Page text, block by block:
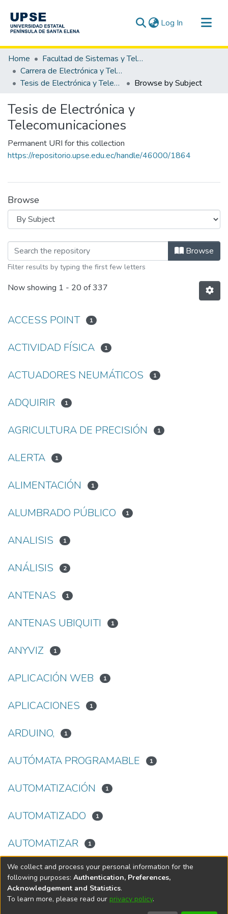
Log In (current)
Communities & Collections
All of DSpace
Home
Facultad de Sistemas y Telecomunicaciones
Carrera de Electrónica y Telecomunicaciones
Tesis de Electrónica y Telecomunicaciones
Browse by Subject
Tesis de Electrónica y
Telecomunicaciones
Permanent URI for this collection
https://repositorio.upse.edu.ec/handle/46000/1864
Browse
Browsing Tesis de Electrónica yBrowse
Filter results by typing the first few letters
Now showing 1 - 20 of 337
ACCESS POINT 1
ACTIVIDAD FÍSICA 1
ACTUADORES NEUMÁTICOS 1
ADQUIRIR 1
AGRICULTURA DE PRECISIÓN 1
ALERTA 1
ALIMENTACIÓN 1
ALUMBRADO PÚBLICO 1
ANALISIS 1
ANÁLISIS 2
ANTENAS 1
ANTENAS UBIQUITI 1
ANYVIZ 1
APLICACIÓN WEB 1
APLICACIONES 1
ARDUINO, 1
AUTÓMATA PROGRAMABLE 1
AUTOMATIZACIÓN 1
AUTOMATIZADO 1
AUTOMATIZAR 1
« 1(current)
2 3 4 5 ... 17 »
DSpace softwarecopyright © 2002-2026
We collect and process your personal information for the
following purposes: Authentication, Preferences,
Acknowledgement and Statistics.
To learn more, please read our privacy policy.